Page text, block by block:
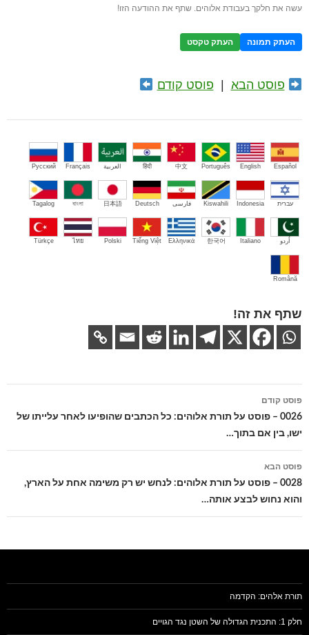
עשה את חלקך בעבודת אלוהים. שתף את ההודעה הזו!
העתק תמונה העתק טקסט
פוסט הבא פוסט קודם
Español
English
Português
中文
हिंदी العربية Français
Русский
עברית Indonesia
Kiswahili فارسی Deutsch
日本語
বাংলা
Tagalog
اُردو Italiano
한국어
Ελληνικά
Tiếng Việt
Polski
ไทย
Türkçe
Română
שתף את זה!
ניווט
בפוסטים
פוסט קודם
0026 – פוסט על תורת אלוהים: כל הכתבים שהופיעו לאחר עלייתו של
ישו, בין אם בתוך…
פוסט הבא
0028 – פוסט על תורת אלוהים: לנחש יש רק משימה אחת על הארץ,
והוא נחוש לבצע אותה…
תורת אלהים: הקדמה
חלק 1: התכנית הגדולה של השטן נגד הגויים